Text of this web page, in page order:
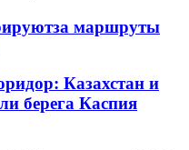
маршруты
Казахстан и
берега Каспия